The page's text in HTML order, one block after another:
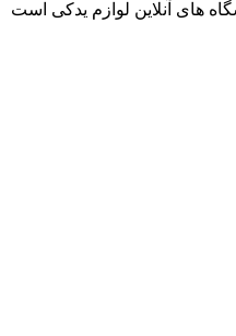
های آنلاین لوازم یدکی است